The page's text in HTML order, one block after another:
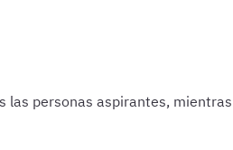
personas aspirantes,